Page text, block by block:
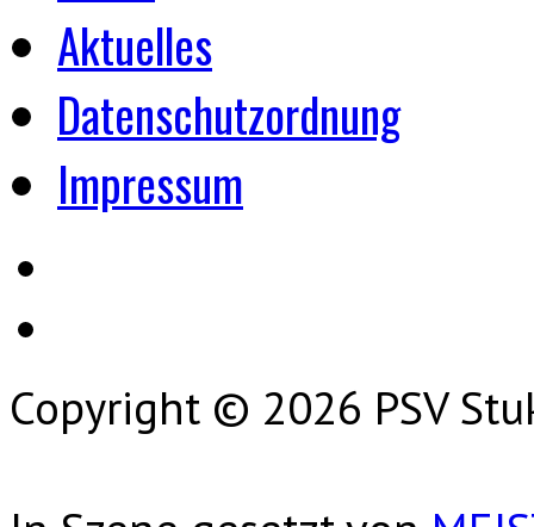
Aktuelles
Datenschutzordnung
Impressum
Copyright © 2026 PSV